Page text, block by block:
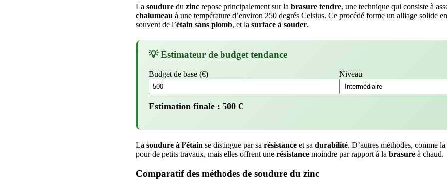
La soudure du zinc repose principalement sur la brasure tendre, une technique qui consiste à
chalumeau à une température d’environ 250 degrés Celsius. Ce procédé forme un alliage solide
souvent de l’étain sans plomb, et la surface à souder.
💡 Estimateur de budget tendance
Budget de base (€) Niveau
Estimation finale : 500 €
La soudure à l’étain se distingue par sa résistance et sa durabilité. D’autres méthodes, comme la
pour de petits travaux, mais elles offrent une résistance moindre par rapport à la brasure à chaud.
Comparatif des méthodes de soudure du zinc